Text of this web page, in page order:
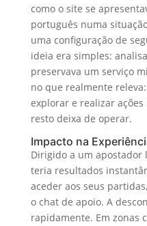
como o site se
português numa
uma configuração de
ideia era simples:
preservava um serviço
no que realmente
explorar e realizar
resto deixa de operar.
Impacto na
Dirigido a um apostador
teria resultados
aceder aos seus
o chat de apoio. A
rapidamente. Em zonas